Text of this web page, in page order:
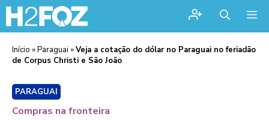
Início »Paraguai »Veja a cotação do dólar no Paraguai no feriadão
de Corpus Christi e São João
PARAGUAI
Compras na fronteira